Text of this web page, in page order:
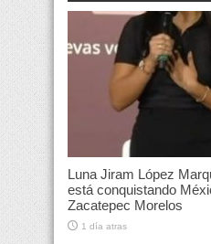
Luna Jiram López
está conquistando
Zacatepec Morelos
1 día atras